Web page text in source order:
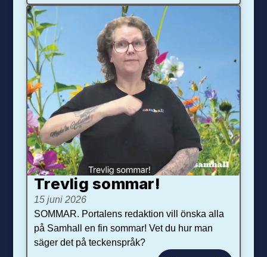
Trevlig sommar!
15 juni 2026
SOMMAR. Portalens redaktion vill önska alla
på Samhall en fin sommar! Vet du hur man
säger det på teckenspråk?